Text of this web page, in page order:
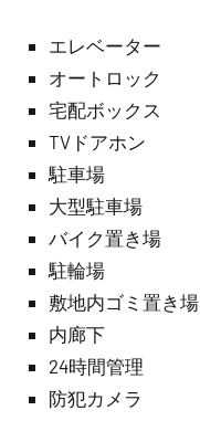
エレベーター
オートロック
宅配ボックス
TVドアホン
駐車場
大型駐車場
バイク置き場
駐輪場
敷地内ゴミ置き場
内廊下
24時間管理
防犯カメラ